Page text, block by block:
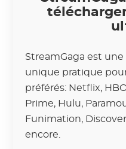
StreamGaga est
unique pratique
préférés: Netflix,
Prime, Hulu,
Funimation,
encore.